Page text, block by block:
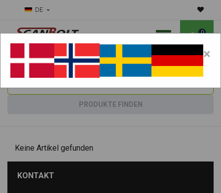
DE
0
Benötigen Sie Hilfe bei Verschleißteilen?Maschine wählen:
PRODUKTE FINDEN
Keine Artikel gefunden
KONTAKT
×